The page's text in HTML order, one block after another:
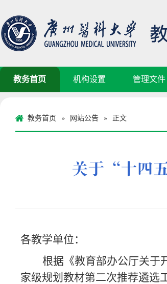
教务首页 机构设置 管理文件
教务首页 » 网站公告 » 正文
关于“十四
各教学单位：
根据 《教育部办公厅关
家级规划教材第二次推荐遴选